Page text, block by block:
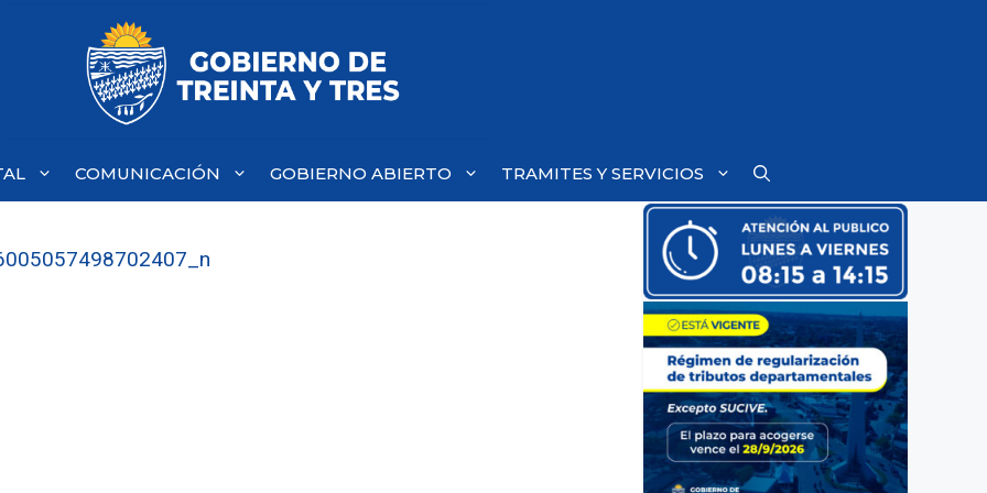
COMUNICACIÓN GOBIERNO ABIERTO TRAMITES Y SERVICIOS